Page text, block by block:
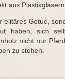
aus
elitäres Getue,
haben, sich
nicht nur
zu stehen.